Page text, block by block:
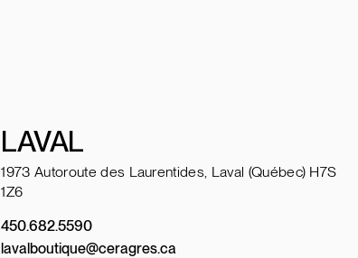
LAVAL
1973 Autoroute des Laurentides, Laval (Québec) H7S
1Z6
450.682.5590
lavalboutique@ceragres.ca